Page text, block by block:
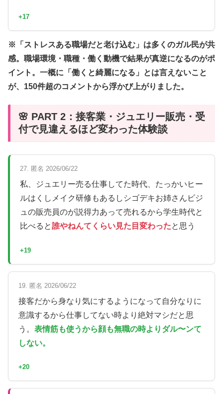
+17
※「ストレスある職場だと老け込む」は多くのガル民が共
感。職場環境・職種・働く動機で結果が真逆になるのがポ
イント。一概に「働くと綺麗になる」とは言えないこと
が、150件超のコメントから浮かび上がりました。
🌸 PART 2：接客業・ジュエリー販売・受
付で見違えるほど変わった体験談
27. 匿名 2026/06/22
私、ジュエリー売る仕事してた時代、たっかいヒー
ルはくしメイク研修もあるしシゴデキお姉さんビジ
ュの販売員のが説得力あって売れるから学生時代と
比べると誰やねんてくらい見た目変わったと思う
+19
19. 匿名 2026/06/22
接客だから身なり気にするようになって自分なりに
意識するから仕事してない時より絶対マシだと思
う。 表情筋も使うから顔も無職の時よりダル〜ンて
しない。
+20